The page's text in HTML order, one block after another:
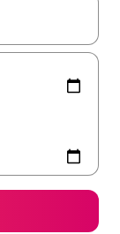
vers le